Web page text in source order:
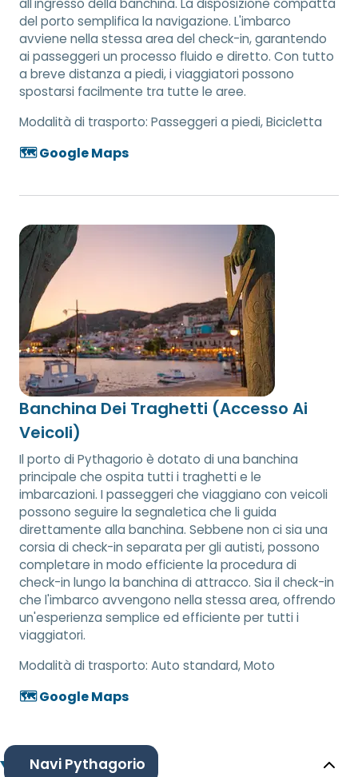
all'ingresso della banchina. La disposizione compatta
del porto semplifica la navigazione. L'imbarco
avviene nella stessa area del check-in, garantendo
ai passeggeri un processo fluido e diretto. Con tutto
a breve distanza a piedi, i viaggiatori possono
spostarsi facilmente tra tutte le aree.
Modalità di trasporto: Passeggeri a piedi, Bicicletta
🗺️ Google Maps
Banchina Dei Traghetti (Accesso Ai
Veicoli)
Il porto di Pythagorio è dotato di una banchina
principale che ospita tutti i traghetti e le
imbarcazioni. I passeggeri che viaggiano con veicoli
possono seguire la segnaletica che li guida
direttamente alla banchina. Sebbene non ci sia una
corsia di check-in separata per gli autisti, possono
completare in modo efficiente la procedura di
check-in lungo la banchina di attracco. Sia il check-in
che l'imbarco avvengono nella stessa area, offrendo
un'esperienza semplice ed efficiente per tutti i
viaggiatori.
Modalità di trasporto: Auto standard, Moto
🗺️ Google Maps
Navi Pythagorio